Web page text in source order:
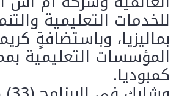
للخدمات التعليمية
بماليزيا، وباستضافةٍ
المؤسسات التعليمية
كمبوديا.